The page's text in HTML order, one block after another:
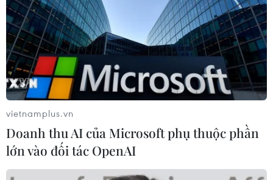
TIN CÙNG CHUYÊN MỤC
Tiêu chí mới phân loại doanh nghiệp
vietnamplus.vn
Doanh thu AI của Microsoft phụ thuộc phần
lớn vào đối tác OpenAI